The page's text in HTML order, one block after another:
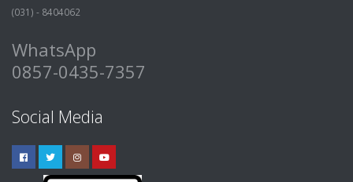
(031) - 8404062
WhatsApp
0857-0435-7357
Social Media